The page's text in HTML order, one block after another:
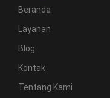
Beranda
Layanan
Blog
Kontak
Tentang Kami